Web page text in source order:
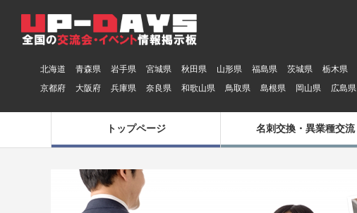
北海道 青森県 岩手県 宮城県 秋田県 山形県 福島県 茨城県 栃木県
京都府
大阪府 兵庫県 奈良県 和歌山県 鳥取県 島根県 岡山県 広島県
トップページ 名刺交換・異業種交流